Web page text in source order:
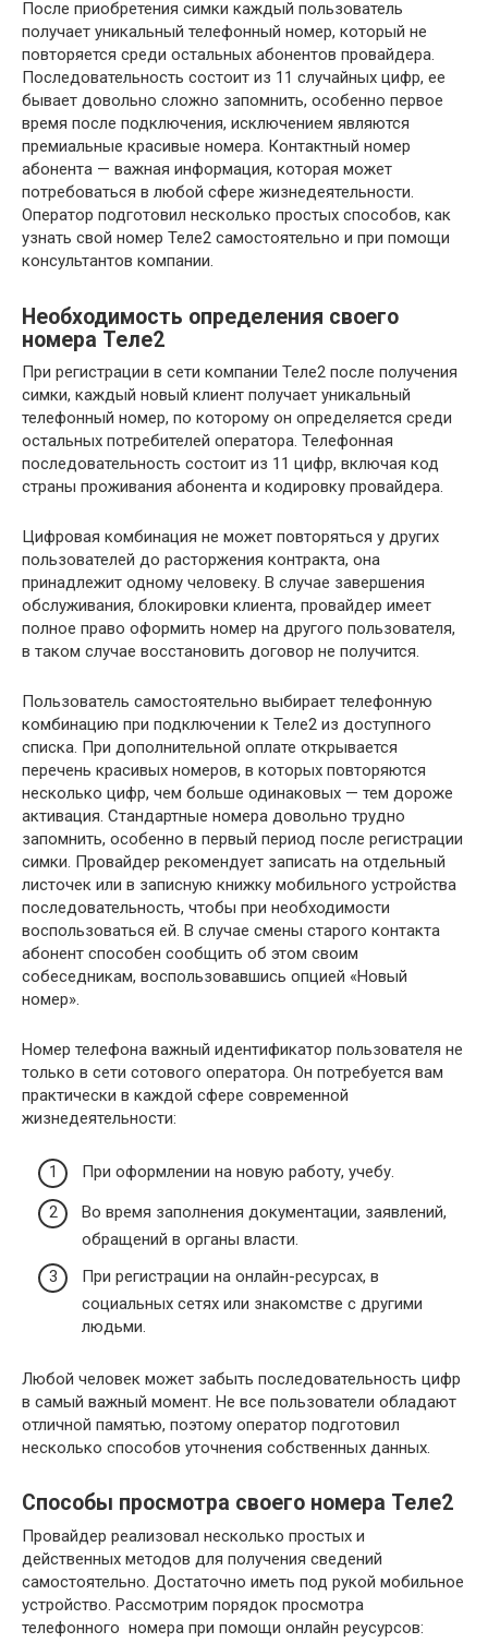
После приобретения симки каждый пользователь
получает уникальный телефонный номер, который не
повторяется среди остальных абонентов провайдера.
Последовательность состоит из 11 случайных цифр, ее
бывает довольно сложно запомнить, особенно первое
время после подключения, исключением являются
премиальные красивые номера. Контактный номер
абонента — важная информация, которая может
потребоваться в любой сфере жизнедеятельности.
Оператор подготовил несколько простых способов, как
узнать свой номер Теле2 самостоятельно и при помощи
консультантов компании.
Необходимость определения своего
номера Теле2
При регистрации в сети компании Теле2 после получения
симки, каждый новый клиент получает уникальный
телефонный номер, по которому он определяется среди
остальных потребителей оператора. Телефонная
последовательность состоит из 11 цифр, включая код
страны проживания абонента и кодировку провайдера.
Цифровая комбинация не может повторяться у других
пользователей до расторжения контракта, она
принадлежит одному человеку. В случае завершения
обслуживания, блокировки клиента, провайдер имеет
полное право оформить номер на другого пользователя,
в таком случае восстановить договор не получится.
Пользователь самостоятельно выбирает телефонную
комбинацию при подключении к Теле2 из доступного
списка. При дополнительной оплате открывается
перечень красивых номеров, в которых повторяются
несколько цифр, чем больше одинаковых — тем дороже
активация. Стандартные номера довольно трудно
запомнить, особенно в первый период после регистрации
симки. Провайдер рекомендует записать на отдельный
листочек или в записную книжку мобильного устройства
последовательность, чтобы при необходимости
воспользоваться ей. В случае смены старого контакта
абонент способен сообщить об этом своим
собеседникам, воспользовавшись опцией «Новый
номер».
Номер телефона важный идентификатор пользователя не
только в сети сотового оператора. Он потребуется вам
практически в каждой сфере современной
жизнедеятельности:
При оформлении на новую работу, учебу.
Во время заполнения документации, заявлений,
обращений в органы власти.
При регистрации на онлайн-ресурсах, в
социальных сетях или знакомстве с другими
людьми.
Любой человек может забыть последовательность цифр
в самый важный момент. Не все пользователи обладают
отличной памятью, поэтому оператор подготовил
несколько способов уточнения собственных данных.
Способы просмотра своего номера Теле2
Провайдер реализовал несколько простых и
действенных методов для получения сведений
самостоятельно. Достаточно иметь под рукой мобильное
устройство. Рассмотрим порядок просмотра
телефонного номера при помощи онлайн реусурсов: